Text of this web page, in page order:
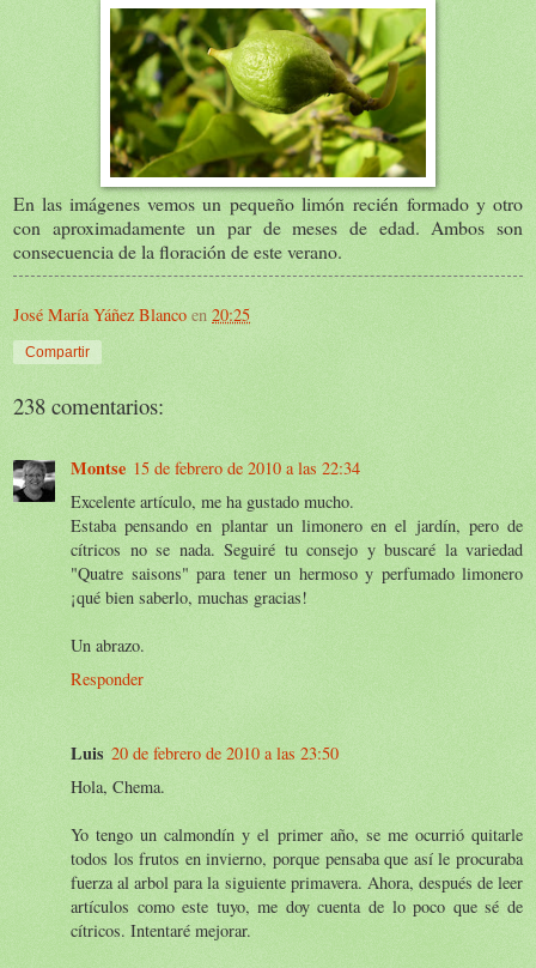
En las imágenes vemos un pequeño limón recién formado y otro
con aproximadamente un par de meses de edad. Ambos son
consecuencia de la floración de este verano.
José María Yáñez Blanco en 20:25
Compartir
238 comentarios:
Montse 15 de febrero de 2010 a las 22:34
Excelente artículo, me ha gustado mucho.
Estaba pensando en plantar un limonero en el jardín, pero de
cítricos no se nada. Seguiré tu consejo y buscaré la variedad
"Quatre saisons" para tener un hermoso y perfumado limonero
¡qué bien saberlo, muchas gracias!
Un abrazo.
Responder
Luis 20 de febrero de 2010 a las 23:50
Hola, Chema.
Yo tengo un calmondín y el primer año, se me ocurrió quitarle
todos los frutos en invierno, porque pensaba que así le procuraba
fuerza al arbol para la siguiente primavera. Ahora, después de leer
artículos como este tuyo, me doy cuenta de lo poco que sé de
cítricos. Intentaré mejorar.